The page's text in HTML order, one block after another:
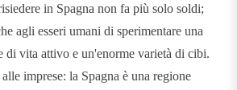
in Spagna non fa più solo soldi;
agli esseri umani di sperimentare una
di vita attivo e un'enorme varietà di cibi.
imprese: la Spagna è una regione